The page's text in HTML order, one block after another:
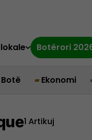
Botërori
Botë Ekonomi
1 Artikuj